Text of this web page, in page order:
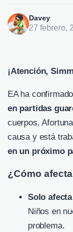
Davey
27 febrero,
¡Atención,
EA ha
en partidas
cuerpos.
causa y está
en un próximo
¿Cómo
Solo
Niños en
problema.